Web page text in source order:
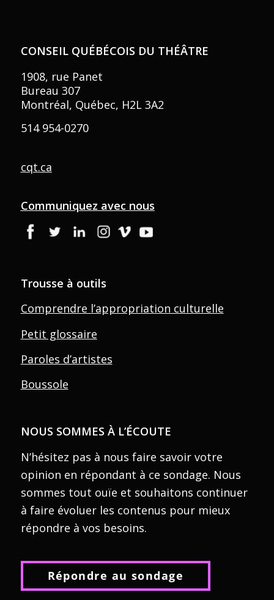
CONSEIL QUÉBÉCOIS DU THÉÂTRE
1908, rue Panet
Bureau 307
Montréal, Québec, H2L 3A2
514 954-0270
cqt.ca
Communiquez avec nous
Trousse à outils
Comprendre l’appropriation culturelle
Petit glossaire
Paroles d’artistes
Boussole
NOUS SOMMES À L’ÉCOUTE
N’hésitez pas à nous faire savoir votre
opinion en répondant à ce sondage. Nous
sommes tout ouïe et souhaitons continuer
à faire évoluer les contenus pour mieux
répondre à vos besoins.
Répondre au sondage